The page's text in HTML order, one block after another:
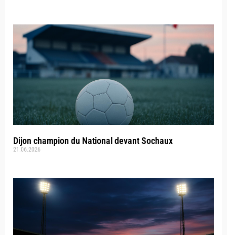
Dijon champion du National devant Sochaux
21.06.2026